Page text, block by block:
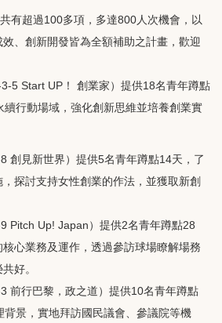
有超過100多項，多達800人次機會，以
、創新開發皆為全額補助之計畫，歡迎
5 Start UP！ 創業家）提供18名青年蹲點
續行動場域，強化創新思維並培養創業實
創見新世界）提供5名青年蹲點14天，了
探討支持女性創業的作法，並獲取新創
Pitch Up! Japan）提供2名青年蹲點28
心業務及運作，透過參訪球場瞭解場務
好。
前行巴黎，政之道）提供10名青年蹲點
景，實地拜訪國民議會、參議院等機